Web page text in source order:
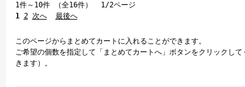
1件～10件 （全16件） 1/2ページ
1 2 次へ 最後へ
このページからまとめてカートに入れることができます。
ご希望の個数を指定して「まとめてカートへ」ボタンをクリックし
きます）。